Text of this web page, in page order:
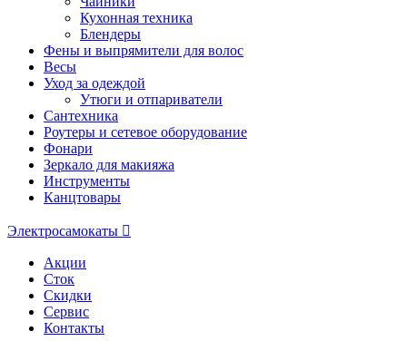
Кухонная техника
Блендеры
Фены и выпрямители для волос
Весы
Уход за одеждой
Утюги и отпариватели
Сантехника
Роутеры и сетевое оборудование
Фонари
Зеркало для макияжа
Инструменты
Канцтовары
Электросамокаты
Акции
Сток
Скидки
Сервис
Контакты